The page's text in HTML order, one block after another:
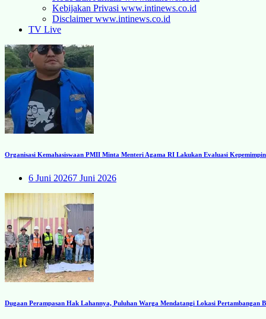
Kebijakan Privasi www.intinews.co.id
Disclaimer www.intinews.co.id
TV Live
Organisasi Kemahasiswaan PMII Minta Menteri Agama RI Lakukan Evaluasi
6 Juni 20267 Juni 2026
Dugaan Perampasan Hak Lahannya, Puluhan Warga Mendatangi Lokasi Pertambangan